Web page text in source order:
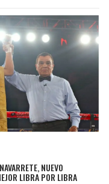
NUEVO
LIBRA POR LIBRA